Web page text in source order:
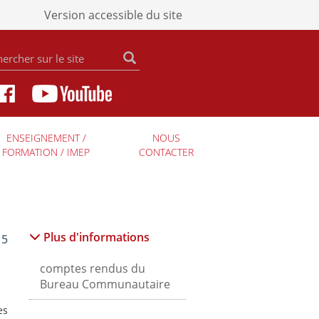
Version accessible du site
ENSEIGNEMENT /
FORMATION / IMEP
NOUS
CONTACTER
Plus d'informations
comptes rendus du
Bureau Communautaire